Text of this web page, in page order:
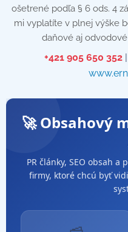
ošetrené podľa § 6 ods. 4
mi vyplatíte v plnej výške
daňové aj
+421 905 650 352
🚀 Obsahový
PR články, SEO obsah
firmy, ktoré chcú byť